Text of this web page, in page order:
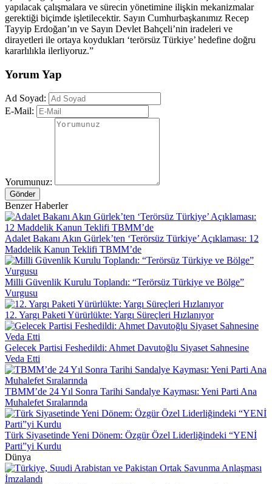
yapılacak çalışmalara ve sürecin yönetimine ilişkin mekanizmalar
gerektiği biçimde işletilecektir. Sayın Cumhurbaşkanımız Recep
Tayyip Erdoğan’ın ve Sayın Devlet Bahçeli’nin iradeleri ve
dirayetleri ile ortaya koydukları ‘terörsüz Türkiye’ hedefine doğru
kararlılıkla ilerliyoruz.”
Yorum Yap
Ad Soyad:
E-Mail:
Yorumunuz:
Gönder
Benzer Haberler
Adalet Bakanı Akın Gürlek’ten ‘Terörsüz Türkiye’ Açıklaması: 12
Maddelik Kanun Teklifi TBMM’de
Milli Güvenlik Kurulu Toplandı: “Terörsüz Türkiye ve Bölge”
Vurgusu
12. Yargı Paketi Yürürlükte: Yargı Süreçleri Hızlanıyor
Gelecek Partisi Feshedildi: Ahmet Davutoğlu Siyaset Sahnesine
Veda Etti
TBMM’de 24 Yıl Sonra Tarihi Sandalye Kayması: Yeni Parti Ana
Muhalefet Sıralarında
Türk Siyasetinde Yeni Dönem: Özgür Özel Liderliğindeki “YENİ
Parti”yi Kurdu
Dünya